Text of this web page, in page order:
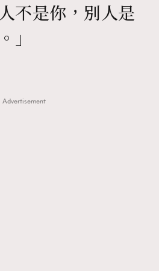
不是你，別人是
」
Advertisement